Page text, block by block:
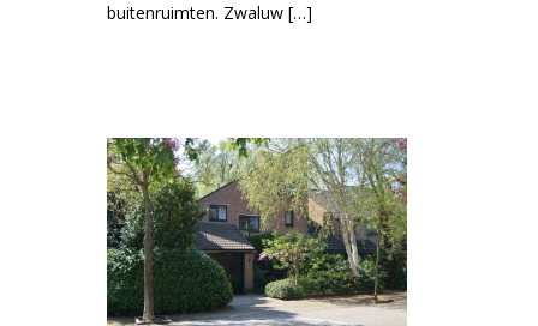
buitenruimten. Zwaluw […]